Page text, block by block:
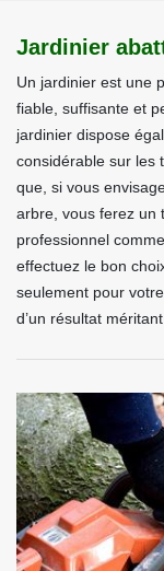
Jardinier
Un jardinier est une
fiable, suffisante et
jardinier dispose
considérable sur les
que, si vous
arbre, vous ferez un
professionnel
effectuez le bon
seulement pour
d’un résultat méritant.